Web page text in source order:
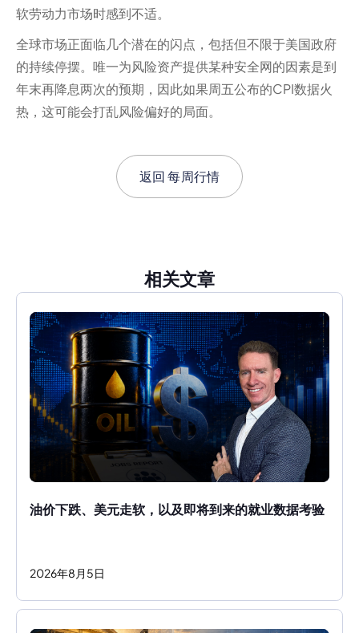
软劳动力市场时感到不适。
全球市场正面临几个潜在的闪点，包括但不限于美国政府
的持续停摆。唯一为风险资产提供某种安全网的因素是到
年末再降息两次的预期，因此如果周五公布的CPI数据火
热，这可能会打乱风险偏好的局面。
返回每周行情
相关文章
油价下跌、美元走软，以及即将到来的就业数据考验
2026年8 月 5日